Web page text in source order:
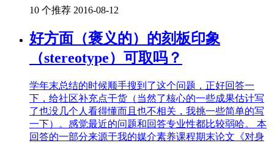
10 个推荐 2016-08-12
好方面（褒义的）的刻板印象
（stereotype）可取吗？
学年末总结的时候顺手搜到了这个问题，正好回答一
下，给社区补充点干货（当然了核心的一些成果估计写
了也没几个人看得懂而且也不相关，我挑一些简单的写
一下）。感觉最近的问题和回答专业性都比较弱哈。 本
回答的一部分来源于我的媒介素养课程期末论文《对身